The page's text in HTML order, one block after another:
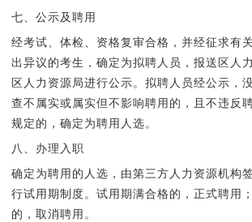
七、公示及聘用
经考试、体检、资格复审合格，并经征求有
出异议的考生，确定为拟聘人员，报送区人
区人力资源局进行公示。拟聘人员经公示，
查不属实或属实但不影响聘用的，且不违反
规定的，确定为聘用人选。
八、办理入职
确定为聘用的人选，由第三方人力资源机构
行试用期制度。试用期满合格的，正式聘用
的，取消聘用。